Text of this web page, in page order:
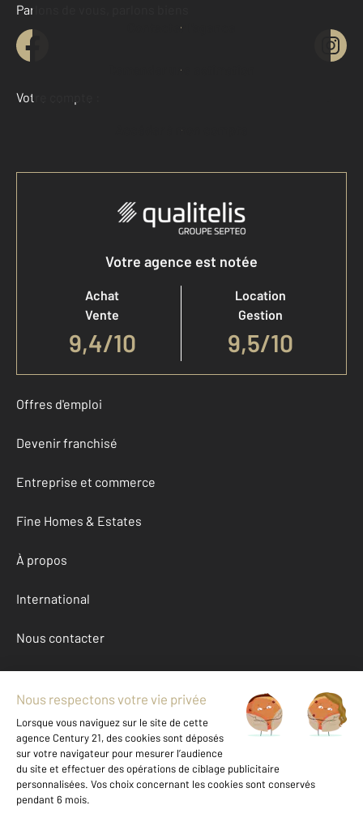
Contacter l'agence
Demander une estimation
Parlons de vous, parlons biens
Votre compte :
Accéder à mon compte
Votre agence est notée
Achat
Vente
9,4/10
Location
Gestion
9,5/10
Offres d'emploi
Devenir franchisé
Entreprise et commerce
Fine Homes & Estates
À propos
International
Nous contacter
Mentions légales & CGU et Barèmes d'honoraires
Données personnelles
Gestionnaire des cookies